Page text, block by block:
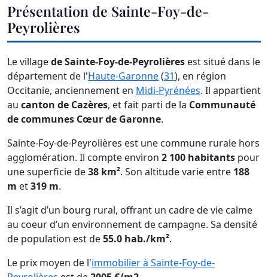
Présentation de Sainte-Foy-de-
Peyrolières
Le villagede Sainte-Foy-de-Peyrolières est situé dans le
département de l'Haute-Garonne(31), en région
Occitanie, anciennement en Midi-Pyrénées. Il appartient
au canton de Cazères, et fait parti de la Communauté
de communes Cœur de Garonne.
Sainte-Foy-de-Peyrolières est une commune rurale hors
agglomération. Il compte environ 2 100 habitants pour
une superficie de38 km². Son altitude varie entre 188
m et319 m.
Il s’agit d’un bourg rural, offrant un cadre de vie calme
au coeur d’un environnement de campagne. Sa densité
de population est de55.0 hab./km².
Le prix moyen de l'immobilier à Sainte-Foy-de-